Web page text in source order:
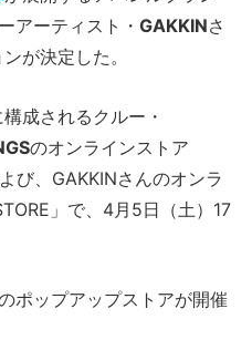
アーティスト・ GAKKINさ
が決定した。
成されるクルー・
のオンラインストア
び、GAKKINさんのオンラ
」で、4月5日（土）17
ポップアップストアが開催